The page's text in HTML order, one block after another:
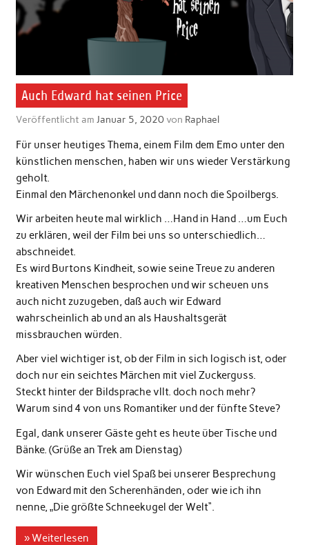
Auch Edward hat seinen Price
Veröffentlicht am Januar 5, 2020von Raphael
Für unser heutiges Thema, einem Film dem Emo unter den
künstlichen menschen, haben wir uns wieder Verstärkung
geholt.
Einmal den Märchenonkel und dann noch die Spoilbergs.
Wir arbeiten heute mal wirklich …Hand in Hand …um Euch
zu erklären, weil der Film bei uns so unterschiedlich…
abschneidet.
Es wird Burtons Kindheit, sowie seine Treue zu anderen
kreativen Menschen besprochen und wir scheuen uns
auch nicht zuzugeben, daß auch wir Edward
wahrscheinlich ab und an als Haushaltsgerät
missbrauchen würden.
Aber viel wichtiger ist, ob der Film in sich logisch ist, oder
doch nur ein seichtes Märchen mit viel Zuckerguss.
Steckt hinter der Bildsprache vllt. doch noch mehr?
Warum sind 4 von uns Romantiker und der fünfte Steve?
Egal, dank unserer Gäste geht es heute über Tische und
Bänke. (Grüße an Trek am Dienstag)
Wir wünschen Euch viel Spaß bei unserer Besprechung
von Edward mit den Scherenhänden, oder wie ich ihn
nenne, „Die größte Schneekugel der Welt“.
» Weiterlesen